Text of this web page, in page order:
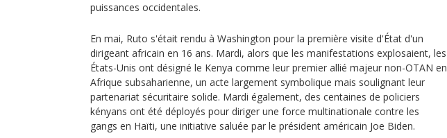
puissances occidentales.
En mai, Ruto s'était rendu à Washington pour la première visite d'État d'un
dirigeant africain en 16 ans. Mardi, alors que les manifestations explosaient, les
États-Unis ont désigné le Kenya comme leur premier allié majeur non-OTAN en
Afrique subsaharienne, un acte largement symbolique mais soulignant leur
partenariat sécuritaire solide. Mardi également, des centaines de policiers
kényans ont été déployés pour diriger une force multinationale contre les
gangs en Haïti, une initiative saluée par le président américain Joe Biden.